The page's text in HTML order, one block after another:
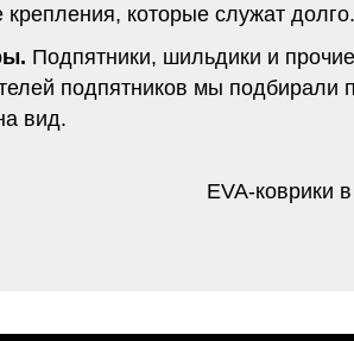
которые служат
Подпятники, шильдики и
подпятников мы подбирали
вид.